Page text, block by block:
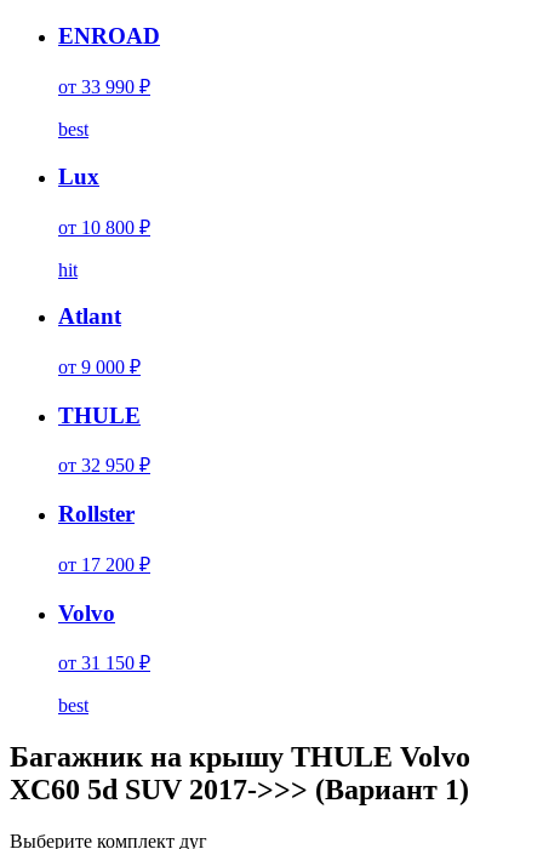
ENROAD
от 33 990 ₽
best
Lux
от 10 800 ₽
hit
Atlant
от 9 000 ₽
THULE
от 32 950 ₽
Rollster
от 17 200 ₽
Volvo
от 31 150 ₽
best
Багажник на крышу THULE Volvo
XC60 5d SUV 2017->>> (Вариант 1)
Выберите комплект дуг